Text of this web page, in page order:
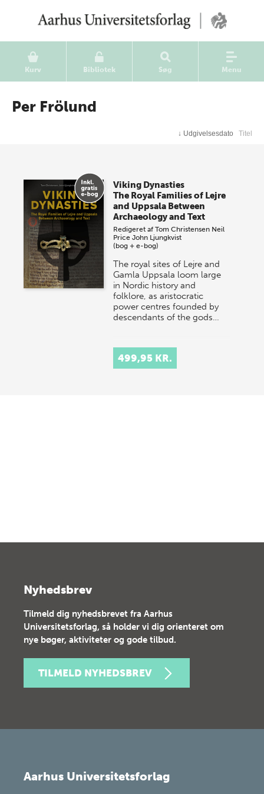
Kurv Bibliotek Søg Menu
Per Frölund
↓ Udgivelsesdato Titel
Viking Dynasties
The Royal Families of Lejre
and Uppsala Between
Archaeology and Text
Redigeret afTom Christensen Neil
Price John Ljungkvist
(bog + e-bog)
The royal sites of Lejre and
Gamla Uppsala loom large
in Nordic history and
folklore, as aristocratic
power centres founded by
descendants of the gods…
499,95 KR.
Nyhedsbrev
Tilmeld dig nyhedsbrevet fra Aarhus
Universitetsforlag, så holder vi dig orienteret om
nye bøger, aktiviteter og gode tilbud.
TILMELD NYHEDSBREV
Aarhus Universitetsforlag